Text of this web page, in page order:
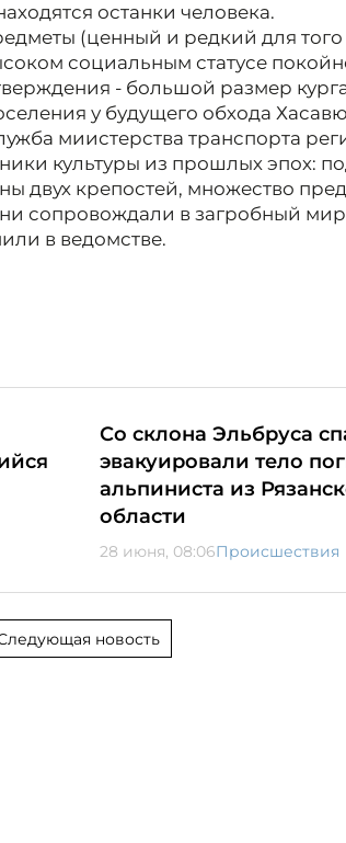
останки человека.
(ценный и редкий для
социальным статусе
- большой размер
у будущего обхода
миистерства транспорта
культуры из прошлых эпох:
двух крепостей, множество
сопровождали в загробный
в ведомстве.
Со склона Эльбруса
эвакуировали тело
альпиниста из
области
28 июня, 08:06Происшествия
новость